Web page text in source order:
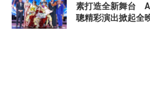
素打造全新舞台
聰精彩演出掀起全